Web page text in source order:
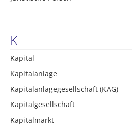
K
Kapital
Kapitalanlage
Kapitalanlagegesellschaft (KAG)
Kapitalgesellschaft
Kapitalmarkt